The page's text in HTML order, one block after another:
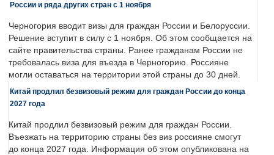
России и ряда других стран с 1 ноября
Черногория вводит визы для граждан России и Белоруссии.
Решение вступит в силу с 1 ноября. Об этом сообщается на
сайте правительства страны. Ранее гражданам России не
требовалась виза для въезда в Черногорию. Россияне
могли оставаться на территории этой страны до 30 дней.
Китай продлил безвизовый режим для граждан России до конца
2027 года
Китай продлил безвизовый режим для граждан России.
Въезжать на территорию страны без виз россияне смогут
до конца 2027 года. Информация об этом опубликована на